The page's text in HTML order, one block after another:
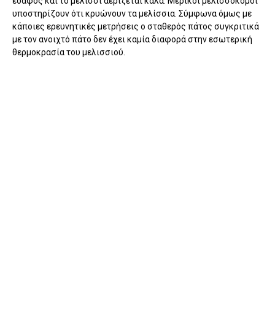
υποστηρίζουν ότι κρυώνουν τα μελίσσια. Σύμφωνα όμως με
κάποιες ερευνητικές μετρήσεις ο σταθερός πάτος συγκριτικά
με τον ανοιχτό πάτο δεν έχει καμία διαφορά στην εσωτερική
θερμοκρασία του μελισσιού.